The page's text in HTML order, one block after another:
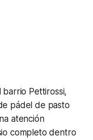
barrio Pettirossi,
pádel de pasto
atención
completo dentro